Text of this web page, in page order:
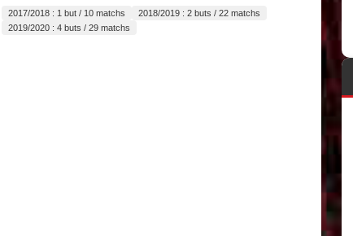
2017/2018 : 1 but / 10 matchs
2018/2019 : 2 buts / 22 matchs
2019/2020 : 4 buts / 29 matchs